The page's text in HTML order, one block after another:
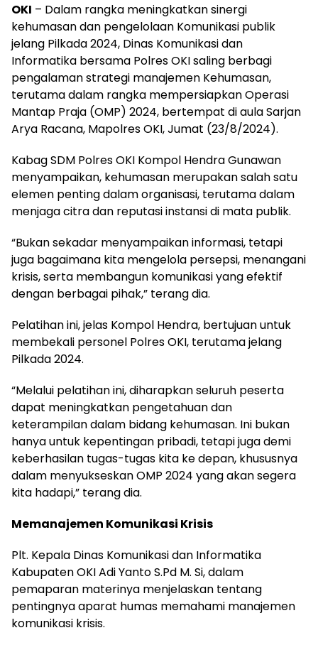
OKI – Dalam rangka meningkatkan sinergi
kehumasan dan pengelolaan Komunikasi publik
jelang Pilkada 2024, Dinas Komunikasi dan
Informatika bersama Polres OKI saling berbagi
pengalaman strategi manajemen Kehumasan,
terutama dalam rangka mempersiapkan Operasi
Mantap Praja (OMP) 2024, bertempat di aula Sarjan
Arya Racana, Mapolres OKI, Jumat (23/8/2024).
Kabag SDM Polres OKI Kompol Hendra Gunawan
menyampaikan, kehumasan merupakan salah satu
elemen penting dalam organisasi, terutama dalam
menjaga citra dan reputasi instansi di mata publik.
“Bukan sekadar menyampaikan informasi, tetapi
juga bagaimana kita mengelola persepsi, menangani
krisis, serta membangun komunikasi yang efektif
dengan berbagai pihak,” terang dia.
Pelatihan ini, jelas Kompol Hendra, bertujuan untuk
membekali personel Polres OKI, terutama jelang
Pilkada 2024.
“Melalui pelatihan ini, diharapkan seluruh peserta
dapat meningkatkan pengetahuan dan
keterampilan dalam bidang kehumasan. Ini bukan
hanya untuk kepentingan pribadi, tetapi juga demi
keberhasilan tugas-tugas kita ke depan, khususnya
dalam menyukseskan OMP 2024 yang akan segera
kita hadapi,” terang dia.
Memanajemen Komunikasi Krisis
Plt. Kepala Dinas Komunikasi dan Informatika
Kabupaten OKI Adi Yanto S.Pd M. Si, dalam
pemaparan materinya menjelaskan tentang
pentingnya aparat humas memahami manajemen
komunikasi krisis.